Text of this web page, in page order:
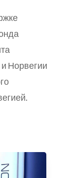
Норвегии